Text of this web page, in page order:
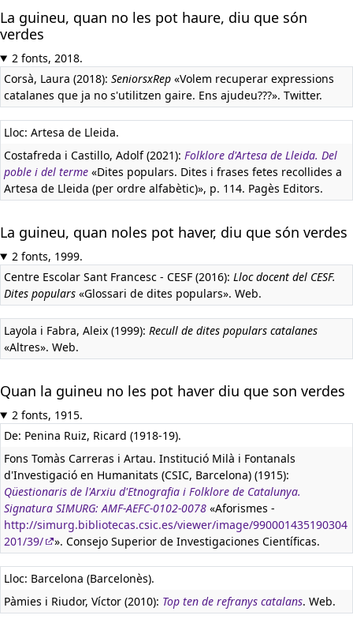
La guineu, quan no les pot haure, diu que són
verdes
2 fonts, 2018.
Corsà, Laura (2018): SeniorsxRep «Volem recuperar expressions
catalanes que ja no s'utilitzen gaire. Ens ajudeu???». Twitter.
Lloc: Artesa de Lleida.
Costafreda i Castillo, Adolf (2021): Folklore d'Artesa de Lleida. Del
poble i del terme «Dites populars. Dites i frases fetes recollides a
Artesa de Lleida (per ordre alfabètic)», p. 114. Pagès Editors.
La guineu, quan noles pot haver, diu que són verdes
2 fonts, 1999.
Centre Escolar Sant Francesc - CESF (2016): Lloc docent del CESF.
Dites populars «Glossari de dites populars». Web.
Layola i Fabra, Aleix (1999): Recull de dites populars catalanes
«Altres». Web.
Quan la guineu no les pot haver diu que son verdes
2 fonts, 1915.
De: Penina Ruiz, Ricard (1918-19).
Fons Tomàs Carreras i Artau. Institució Milà i Fontanals
d'Investigació en Humanitats (CSIC, Barcelona) (1915):
Qüestionaris de l'Arxiu d'Etnografia i Folklore de Catalunya.
Signatura SIMURG: AMF-AEFC-0102-0078 «Aforismes -
http://simurg.bibliotecas.csic.es/viewer/image/990001435190304
201/39/
». Consejo Superior de Investigaciones Científicas.
Lloc: Barcelona (Barcelonès).
Pàmies i Riudor, Víctor (2010): Top ten de refranys catalans. Web.